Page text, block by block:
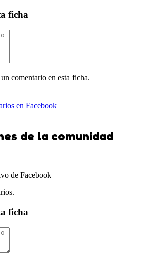
ficha
comentario en esta ficha.
en Facebook
de la comunidad
de Facebook
ficha